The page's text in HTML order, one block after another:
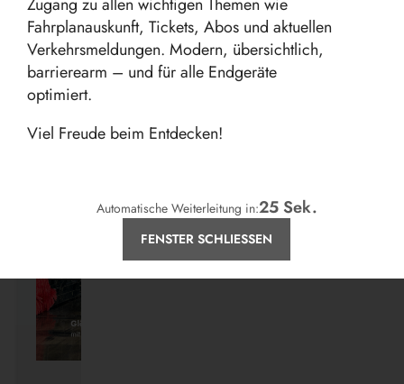
Aktuelles
Fahrplanauskunft, Tickets, Abos und aktuellen
Verkehrsmeldungen. Modern, übersichtlich,
barrierearm – und für alle Endgeräte
optimiert.
Viel Freude beim Entdecken!
FENSTER SCHLIESSEN
Automatische Weiterleitung in:25Sek.